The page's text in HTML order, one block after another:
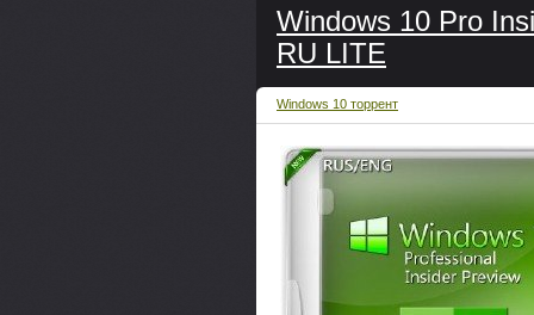
Windows 10 Pro
RU LITE
Windows 10 торрент